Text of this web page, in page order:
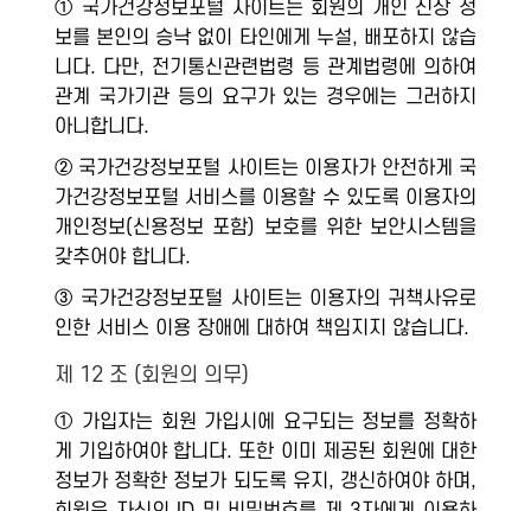
① 국가건강정보포털 사이트는 회원의 개인 신상 정
보를 본인의 승낙 없이 타인에게 누설, 배포하지 않습
니다. 다만, 전기통신관련법령 등 관계법령에 의하여
관계 국가기관 등의 요구가 있는 경우에는 그러하지
아니합니다.
② 국가건강정보포털 사이트는 이용자가 안전하게 국
가건강정보포털 서비스를 이용할 수 있도록 이용자의
개인정보(신용정보 포함) 보호를 위한 보안시스템을
갖추어야 합니다.
③ 국가건강정보포털 사이트는 이용자의 귀책사유로
인한 서비스 이용 장애에 대하여 책임지지 않습니다.
제 12 조 (회원의 의무)
① 가입자는 회원 가입시에 요구되는 정보를 정확하
게 기입하여야 합니다. 또한 이미 제공된 회원에 대한
정보가 정확한 정보가 되도록 유지, 갱신하여야 하며,